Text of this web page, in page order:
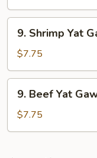
干
Gaw
Mien
面
Shrimp
Yat
Gaw
Mien
9. Shrimp Yat
$7.75
Beef
Yat
Gaw
9. Beef Yat
$7.75